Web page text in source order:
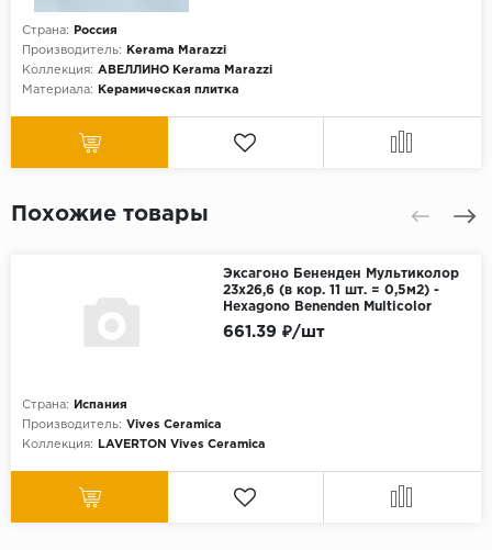
Страна:
Россия
Производитель:
Kerama Marazzi
Коллекция: АВЕЛЛИНО Kerama Marazzi
Материала:
Керамическая плитка
Похожие товары
Эксагоно Бененден Мультиколор
23x26,6 (в кор. 11 шт. = 0,5м2) -
Hexagono Benenden Multicolor
Страна:
Испания
Производитель: Vives Ceramica
Коллекция:
LAVERTON Vives Ceramica
661.39 ₽/шт